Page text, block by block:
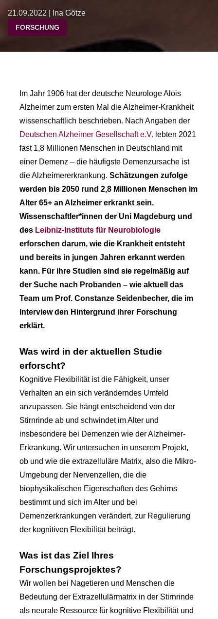
21.09.2022 | Ina Götze
FORSCHUNG
Im Jahr 1906 hat der deutsche Neurologe Alois
Alzheimer zum ersten Mal die Alzheimer-Krankheit
wissenschaftlich beschrieben. Nach Angaben der
Deutschen Alzheimer Gesellschaft e.V. lebten 2021
fast 1,8 Millionen Menschen in Deutschland mit
einer Demenz – die häufigste Demenzursache ist
die Alzheimererkrankung. Schätzungen zufolge
werden bis 2050 rund 2,8 Millionen Menschen im
Alter 65+ an Alzheimer erkrankt sein.
Wissenschaftler*innen der Uni Magdeburg und
des Leibniz-Instituts für Neurobiologie
erforschen darum, wie die Krankheit entsteht
und bereits in jungen Jahren erkannt werden
kann. Für ihre Studien sind sie regelmäßig auf
der Suche nach Probanden – wie aktuell das
Team um Prof. Constanze Seidenbecher, die im
Interview den Hintergrund ihrer Forschung
erklärt.
Was wird in der aktuellen Studie
erforscht?
Kognitive Flexibilität ist die Fähigkeit, unser
Verhalten an ein sich veränderndes Umfeld
anzupassen. Sie hängt entscheidend von der
Stirnrinde ab und schwindet im Alter und
insbesondere bei Demenzen wie der Alzheimer-
Erkrankung. Wir untersuchen in unserem Projekt,
ob und wie die extrazelluläre Matrix, also die Mikro-
Umgebung der Nervenzellen, die die
biophysikalischen Eigenschaften des Gehirns
bestimmt und sich im Alter und bei
Demenzerkrankungen verändert, zur Regulierung
der kognitiven Flexibilität beiträgt.
Was ist das Ziel Ihres
Forschungsprojektes?
Wir wollen bei Nagetieren und Menschen die
Bedeutung der Extrazellulärmatrix in der Stirnrinde
als neurale Ressource für kognitive Flexibilität und